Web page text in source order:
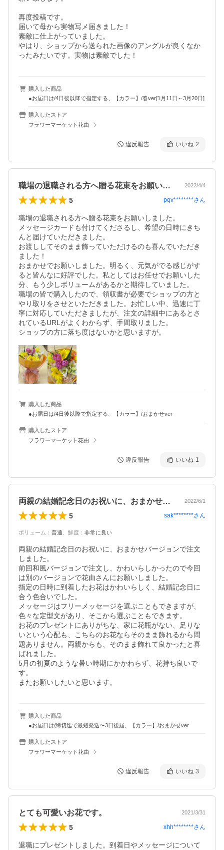
再度投稿です。
届いて母から実物写メ届きました！
素敵に仕上がっていました。
やはり、ショップから送られた画像のアングルが良くなか
ったみたいです。実物は素敵でした！
購入した商品
●お届日は/4日後以降で指定する、【カラー】/春ver[1月11日～3月20日]
購入したストア
フラワーマーケット花由
違反報告 いいね 2
職場の退職される方へ贈る花束をお願いし… 2022/4/4
5 pqv********さん
職場の退職される方へ贈る花束をお願いしました。
メッセージカードも付けてくださるし、希望の日時にきち
んと届けていただきました。
お渡ししてそのまま飾っていただけるのも喜んでいただき
ました！
おまかせでお願いしました。明るく、元気がでる感じがす
ると皆んなに好評でした。私としてはお任せでお願いした
分、もう少しボリュームがあるかと期待していました。
職場の皆で購入したので、領収書が必要でショップの方と
やり取りをさせといただきました。お忙しい中、迅速に丁
寧に対応していただきましたが、注文の詳細中にあるとさ
れているURLがよくわからず、手間取りました。
ショップの方に落ち度はないかと思いますが。
購入した商品
●お届日は/4日後以降で指定する、【カラー】/おまかせver
購入したストア
フラワーマーケット花由
違反報告 いいね 1
両親の結婚記念日のお祝いに、おまかせバ… 2022/6/1
5 sak********さん
ボリューム ： 普通 鮮度 ： 非常に良い
両親の結婚記念日のお祝いに、おまかせバージョンで注文
しました。
前回和風バージョンで注文し、かわいらしかったので今回
は別のバージョンで花由さんにお願いしました。
指定の日時に到着したお花はかわいらしく、結婚記念日に
合う色合いでした。
メッセージはフリーメッセージを選ぶこともできますが、
色々な定型文があり、そこから選ぶこともできます。
お花のプレゼントにありがちな、家に花瓶がない、足りな
いという心配も、こちらのお花ならそのまま飾れるから問
題ありません。両親からも、そのまま飾れて良かったと喜
ばれました。
5月の初夏のような暑い時期にかかわらず、花持ち良いで
す。
またお願いしたいと思います。
購入した商品
●お届日は/締切迄で最短発送〜3日後届、【カラー】/おまかせver
購入したストア
フラワーマーケット花由
違反報告 いいね 3
とても可愛いお花です。 2021/3/31
5 xhh********さん
退職にプレゼントしました。到着日やメッセージについて